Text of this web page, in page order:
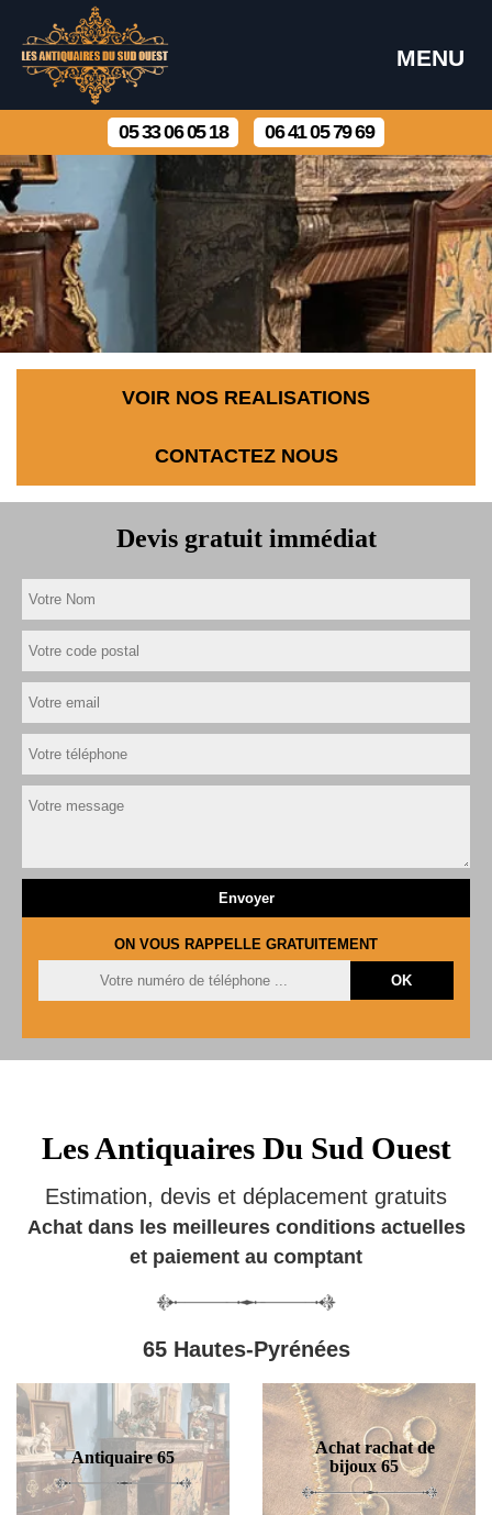
MENU
05 33 06 05 18 06 41 05 79 69
VOIR NOS REALISATIONS
CONTACTEZ NOUS
Devis gratuit immédiat
ON VOUS RAPPELLE GRATUITEMENT
Les Antiquaires Du Sud Ouest
Estimation, devis et déplacement gratuits
Achat dans les meilleures conditions actuelles
et paiement au comptant
65 Hautes-Pyrénées
Antiquaire 65
Achat rachat de
bijoux 65